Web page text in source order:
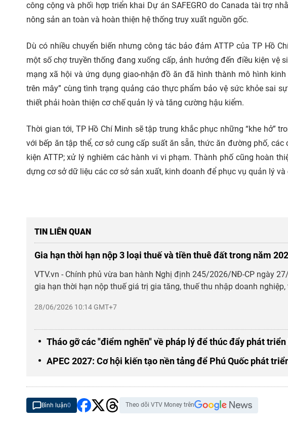
công cộng và phối hợp triển khai Dự án SAFEGRO do Canada tài trợ
nông sản an toàn và hoàn thiện hệ thống truy xuất nguồn gốc.
Dù có nhiều chuyển biến nhưng công tác bảo đảm ATTP của TP Hồ
một số chợ truyền thống đang xuống cấp, ảnh hưởng đến điều kiện vệ
mạng xã hội và ứng dụng giao-nhận đồ ăn đã hình thành mô hình
trên mây” cùng tình trạng quảng cáo thực phẩm bảo vệ sức khỏe sai
thiết phải hoàn thiện cơ chế quản lý và tăng cường hậu kiểm.
Thời gian tới, TP Hồ Chí Minh sẽ tập trung khắc phục những “khe hở”
với bếp ăn tập thể, cơ sở cung cấp suất ăn sẵn, thức ăn đường phố,
kiện ATTP; xử lý nghiêm các hành vi vi phạm. Thành phố cũng hoàn
dựng cơ sở dữ liệu các cơ sở sản xuất, kinh doanh để phục vụ quản lý
TIN LIÊN QUAN
Gia hạn thời hạn nộp 3 loại thuế và tiền thuê đất trong năm
28/06/2026 10:14 GMT+7
VTV.vn - Chính phủ vừa ban hành Nghị định 245/2026/NĐ-CP ngày
gia hạn thời hạn nộp thuế giá trị gia tăng, thuế thu nhập doanh nghiệp,
Tháo gỡ các "điểm nghẽn" về pháp lý để thúc đẩy phát
APEC 2027: Cơ hội kiến tạo nền tảng để Phú Quốc phát
Bình luận0 Theo dõi VTV Money trên